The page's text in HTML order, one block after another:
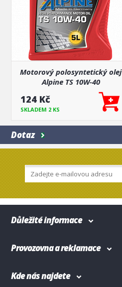
Motorový polosyntetický olej
Alpine TS 10W-40
124 Kč
SKLADEM 2 KS
Dotaz
Důležité informace
Provozovna a reklamace
Kde nás najdete